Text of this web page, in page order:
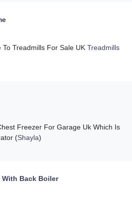
To Treadmills For Sale UKTreadmills
Freezer For Garage Uk Which Is
(Shayla)
Back Boiler